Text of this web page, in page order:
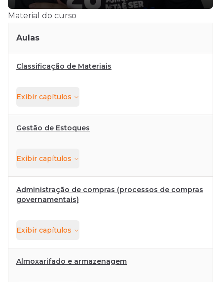
Material do curso
Aulas
Classificação de Materiais
Exibir capítulos
Gestão de Estoques
Exibir capítulos
Administração de compras (processos de compras
governamentais)
Exibir capítulos
Almoxarifado e armazenagem